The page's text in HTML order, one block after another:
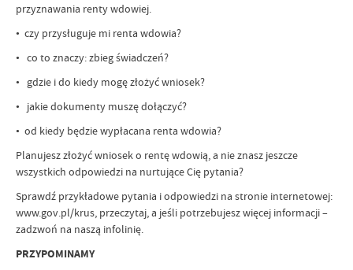
przyznawania renty wdowiej.
• czy przysługuje mi renta wdowia?
• co to znaczy: zbieg świadczeń?
• gdzie i do kiedy mogę złożyć wniosek?
• jakie dokumenty muszę dołączyć?
• od kiedy będzie wypłacana renta wdowia?
Planujesz złożyć wniosek o rentę wdowią, a nie znasz jeszcze
wszystkich odpowiedzi na nurtujące Cię pytania?
Sprawdź przykładowe pytania i odpowiedzi na stronie internetowej:
www.gov.pl/krus, przeczytaj, a jeśli potrzebujesz więcej informacji –
zadzwoń na naszą infolinię.
PRZYPOMINAMY